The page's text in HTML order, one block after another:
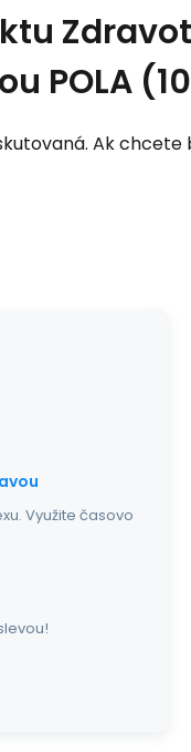
POLA
Ak chcete
Využite časovo